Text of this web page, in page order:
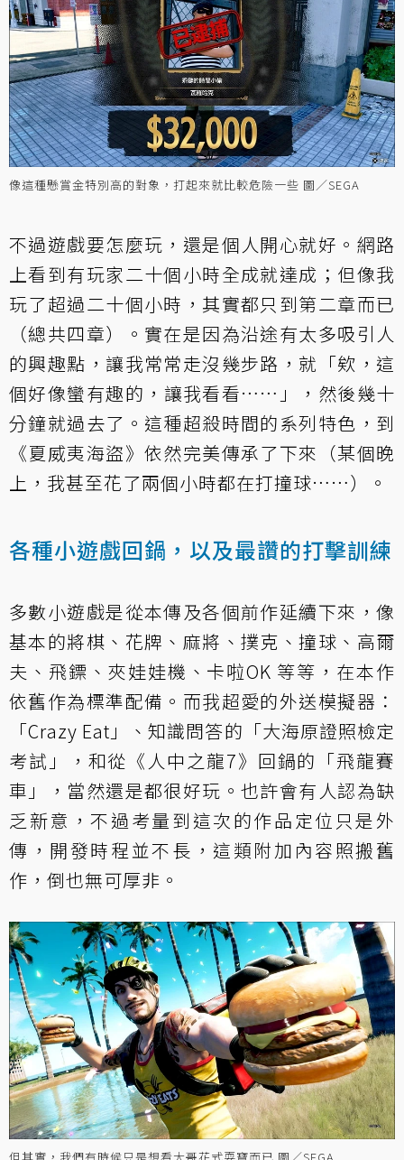
像這種懸賞金特別高的對象，打起來就比較危險一些 圖／SEGA
不過遊戲要怎麼玩，還是個人開心就好。網路
上看到有玩家二十個小時全成就達成；但像我
玩了超過二十個小時，其實都只到第二章而已
（總共四章）。實在是因為沿途有太多吸引人
的興趣點，讓我常常走沒幾步路，就「欸，這
個好像蠻有趣的，讓我看看……」，然後幾十
分鐘就過去了。這種超殺時間的系列特色，到
《夏威夷海盜》依然完美傳承了下來（某個晚
上，我甚至花了兩個小時都在打撞球……）。
各種小遊戲回鍋，以及最讚的打擊訓練
多數小遊戲是從本傳及各個前作延續下來，像
基本的將棋、花牌、麻將、撲克、撞球、高爾
夫、飛鏢、夾娃娃機、卡啦OK 等等，在本作
依舊作為標準配備。而我超愛的外送模擬器：
「Crazy Eat」、知識問答的「大海原證照檢定
考試」，和從《人中之龍7》回鍋的「飛龍賽
車」，當然還是都很好玩。也許會有人認為缺
乏新意，不過考量到這次的作品定位只是外
傳，開發時程並不長，這類附加內容照搬舊
作，倒也無可厚非。